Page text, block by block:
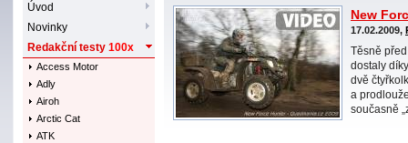
Úvod
Novinky
Redakční testy 100x
Access Motor
Adly
Airoh
Arctic Cat
ATK
New
17.02.2009,
Těsně
dostaly
dvě
a
současně